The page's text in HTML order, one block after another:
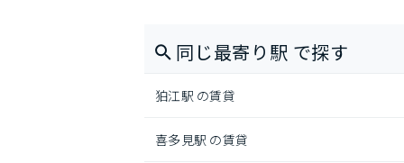
同じ最寄り駅 で探す
狛江駅 の賃貸
喜多見駅 の賃貸